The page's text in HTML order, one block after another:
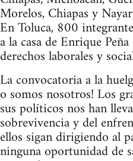
Morelos, Chiapas y
En Toluca, 800
a la casa de Enrique
derechos laborales y
La convocatoria a la
o somos nosotros! Los
sus políticos nos han
sobrevivencia y del
ellos sigan dirigiendo al
ninguna oportunidad de